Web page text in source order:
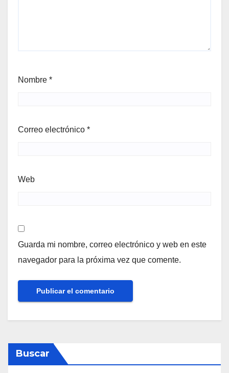
Nombre *
Correo electrónico *
Web
Guarda mi nombre, correo electrónico y web en este
navegador para la próxima vez que comente.
Buscar